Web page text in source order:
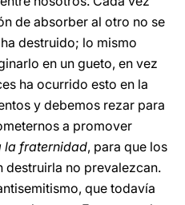
de absorber al otro no se
destruido; lo mismo
en un gueto, en vez
ha ocurrido esto en la
y debemos rezar para
a promover
la fraternidad, para que los
destruirla no prevalezcan.
que todavía